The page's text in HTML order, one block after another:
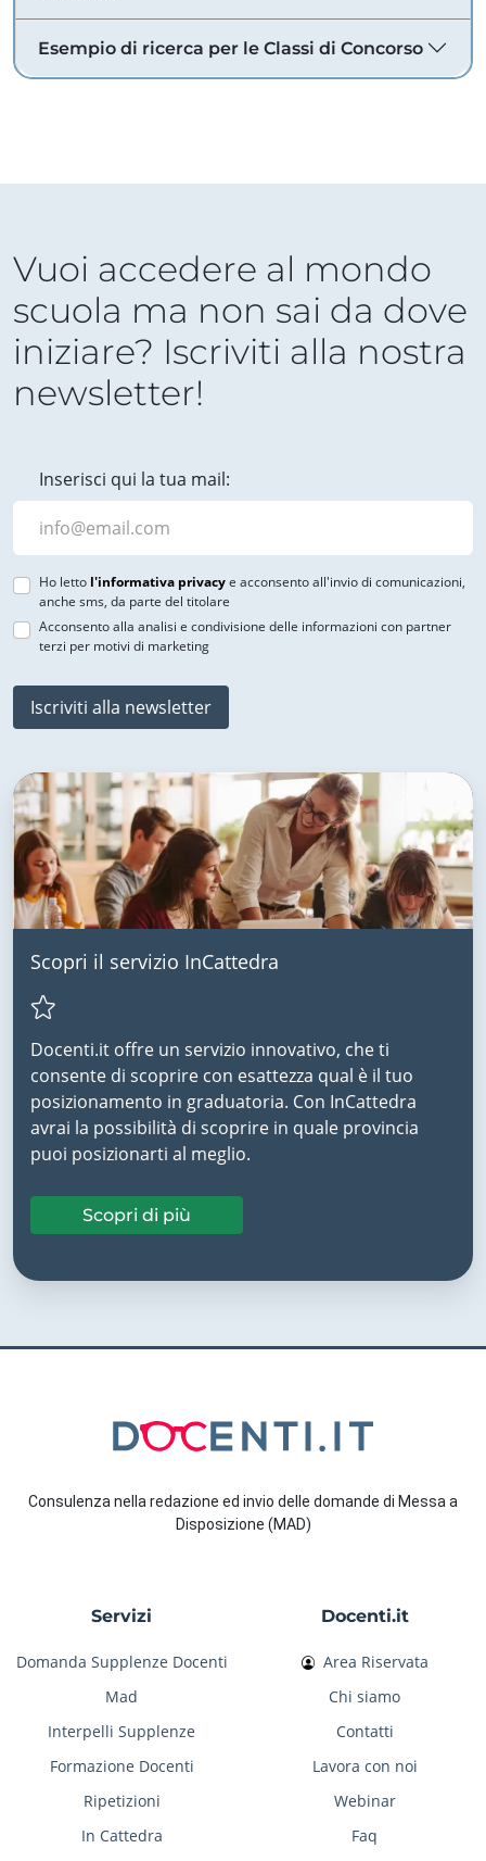
Esempio di ricerca per le Classi di Concorso
Vuoi accedere al mondo
scuola ma non sai da dove
iniziare? Iscriviti alla nostra
newsletter!
Inserisci qui la tua mail:
Ho letto l'informativa privacye acconsento all'invio di comunicazioni,
anche sms, da parte del titolare
Acconsento alla analisi e condivisione delle informazioni con partner
terzi per motivi di marketing
Iscriviti alla newsletter
Scopri il servizio InCattedra
Docenti.it offre un servizio innovativo, che ti
consente di scoprire con esattezza qual è il tuo
posizionamento in graduatoria. Con InCattedra
avrai la possibilità di scoprire in quale provincia
puoi posizionarti al meglio.
Scopri di più
Consulenza nella redazione ed invio delle domande di Messa a
Disposizione (MAD)
Servizi
Domanda Supplenze Docenti
Mad
Interpelli Supplenze
Formazione Docenti
Ripetizioni
In Cattedra
Docenti.it
Area Riservata
Chi siamo
Contatti
Lavora con noi
Webinar
Faq